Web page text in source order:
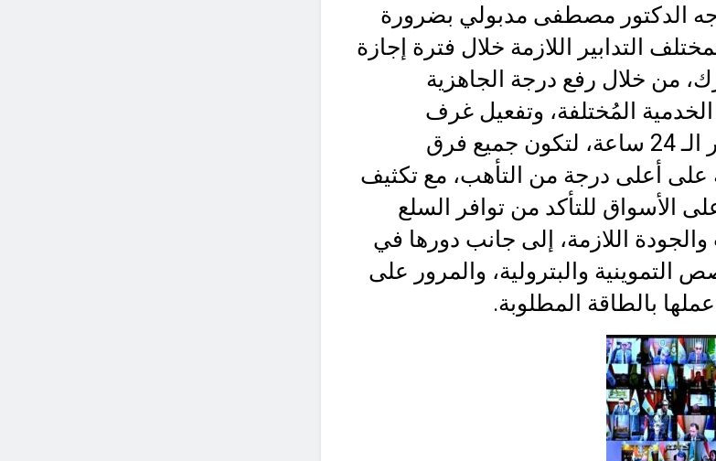
الدكتور مصطفى مدبولي بضرورة
التدابير اللازمة خلال فترة إجازة
من خلال رفع درجة الجاهزية
المُختلفة، وتفعيل غرف
العمليات على مدار الـ 24 ساعة، لتكون جميع فرق
على أعلى درجة من التأهب، مع تكثيف
الأسواق للتأكد من توافر السلع
والجودة اللازمة، إلى جانب دورها في
التموينية والبترولية، والمرور على
بالطاقة المطلوبة.